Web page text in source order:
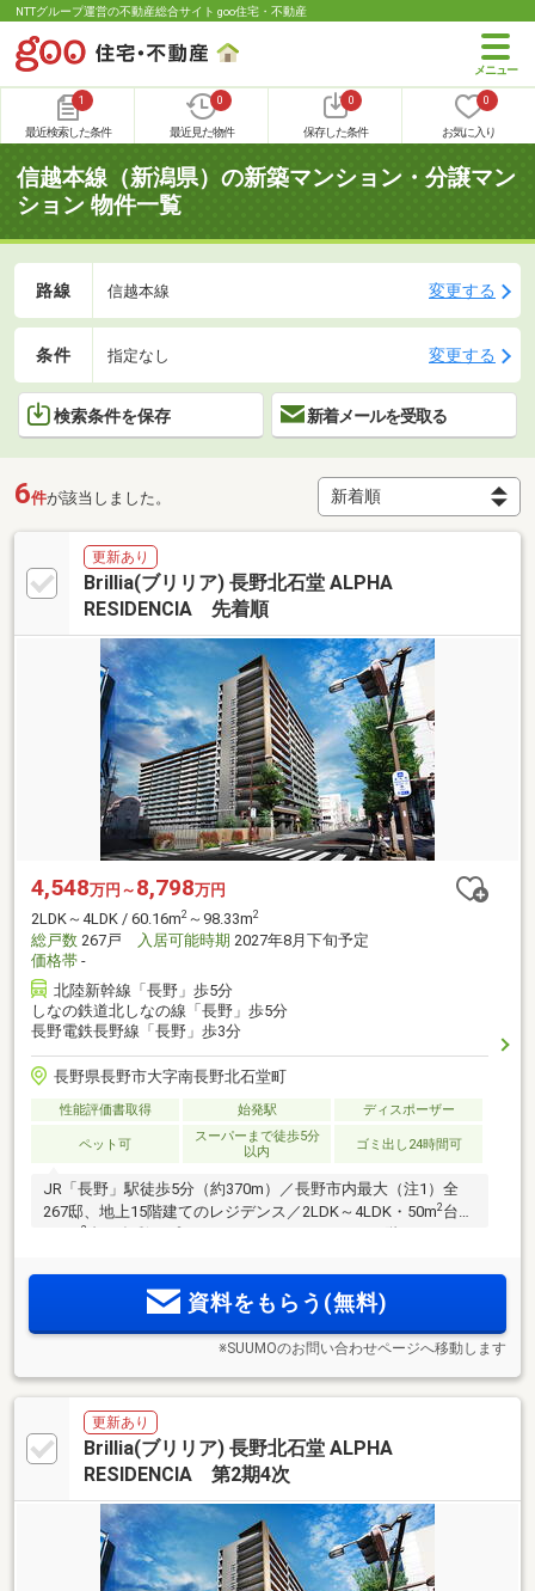
NTTグループ運営の不動産総合サイト goo住宅・不動産
1
最近検索した条件
0
最近見た物件
0
保存した条件
0
お気に入り
信越本線（新潟県）の新築マンション・分譲マン
ション 物件一覧
路線 信越本線 変更する
条件 指定なし 変更する
検索条件を保存 新着メールを受取る
6件が該当しました。
更新あり
Brillia(ブリリア) 長野北石堂 ALPHA
RESIDENCIA 先着順
4,548万円～ 8,798万円
2LDK～4LDK / 60.16m2 ～98.33m2
総戸数 267戸 入居可能時期 2027年8月下旬予定
価格帯 -
北陸新幹線「長野」歩5分
しなの鉄道北しなの線「長野」歩5分
長野電鉄長野線「長野」歩3分
長野県長野市大字南長野北石堂町
性能評価書取得 始発駅 ディスポーザー
ペット可
スーパーまで徒歩5分
以内
ゴミ出し24時間可
JR「長野」駅徒歩5分（約370m）／長野市内最大（注1）全
267邸、地上15階建てのレジデンス／2LDK～4LDK・50m2台～
2
意。
資料をもらう(無料)
※SUUMOのお問い合わせページへ移動します
更新あり
Brillia(ブリリア) 長野北石堂 ALPHA
RESIDENCIA 第2期4次